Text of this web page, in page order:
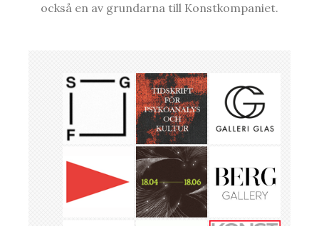
också en av grundarna till Konstkompaniet.